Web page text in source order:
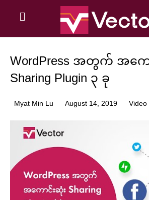
WordPress အတွက် အကေ
Sharing Plugin ၃ ခု
Myat Min Lu August 14, 2019 Video